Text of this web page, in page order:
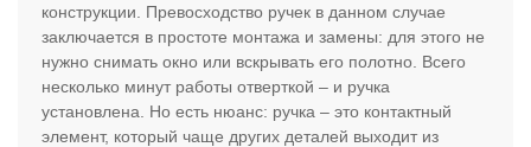
конструкции. Превосходство ручек в данном случае
заключается в простоте монтажа и замены: для этого не
нужно снимать окно или вскрывать его полотно. Всего
несколько минут работы отверткой – и ручка
установлена. Но есть нюанс: ручка – это контактный
элемент, который чаще других деталей выходит из